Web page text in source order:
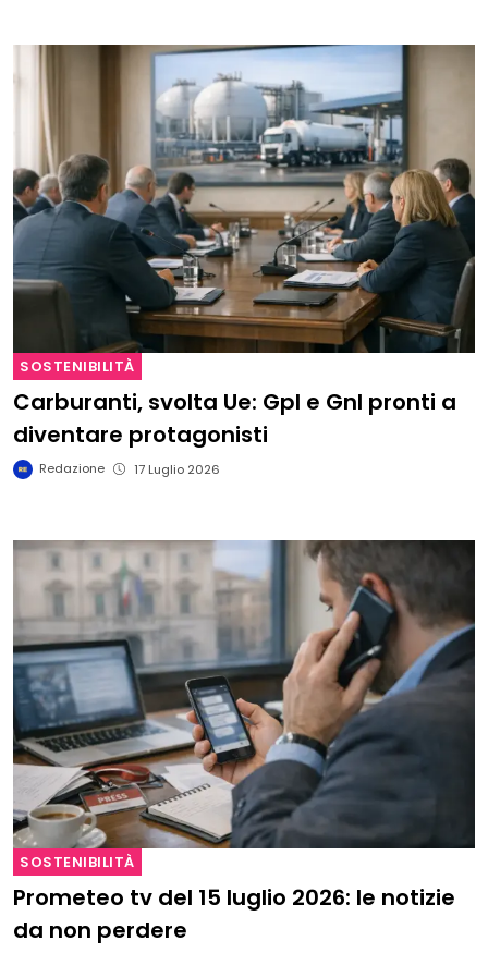
SOSTENIBILITÀ
Carburanti, svolta Ue: Gpl e Gnl pronti a
diventare protagonisti
Redazione 17 Luglio 2026
SOSTENIBILITÀ
Prometeo tv del 15 luglio 2026: le notizie
da non perdere